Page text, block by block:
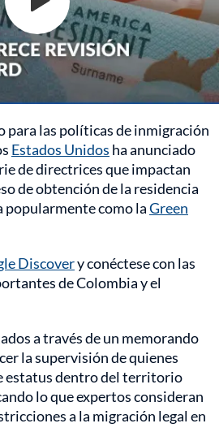
para las políticas de inmigración
Estados Unidos ha anunciado
de directrices que impactan
de obtención de la residencia
popularmente como laGreen
Discovery conéctese con las
de Colombia y el
a través de un memorando
la supervisión de quienes
estatus dentro del territorio
lo que expertos consideran
a la migración legal en